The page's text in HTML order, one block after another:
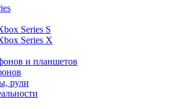
Series S
Series X
и планшетов
рули